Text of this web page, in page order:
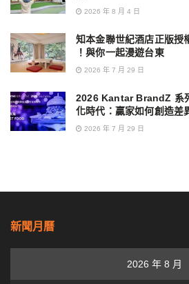
2026 年 8 月 4 日
知本金聯世紀酒店正版授
！與你一起漫遊台東
2026 年 7 月 29 日
2026 Kantar BrandZ 系
化時代：贏家如何創造差
2026 年 7 月 29 日
新聞月曆
2026 年 8 月